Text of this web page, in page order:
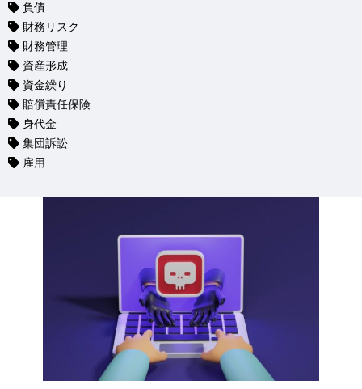
負債
財務リスク
財務管理
資産形成
資金繰り
賠償責任保険
身代金
集団訴訟
雇用